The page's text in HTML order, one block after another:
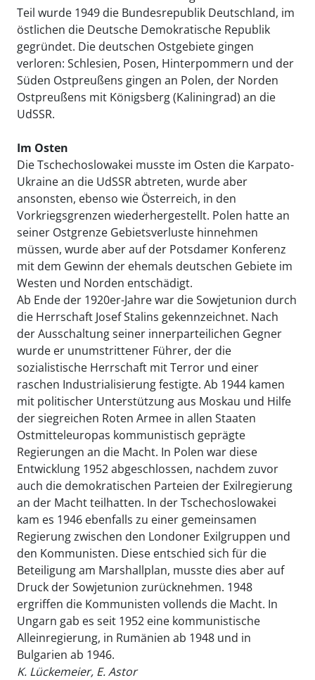
Teil wurde 1949 die Bundesrepublik Deutschland, im
östlichen die Deutsche Demokratische Republik
gegründet. Die deutschen Ostgebiete gingen
verloren: Schlesien, Posen, Hinterpommern und der
Süden Ostpreußens gingen an Polen, der Norden
Ostpreußens mit Königsberg (Kaliningrad) an die
UdSSR.
Im Osten
Die Tschechoslowakei musste im Osten die Karpato-
Ukraine an die UdSSR abtreten, wurde aber
ansonsten, ebenso wie Österreich, in den
Vorkriegsgrenzen wiederhergestellt. Polen hatte an
seiner Ostgrenze Gebietsverluste hinnehmen
müssen, wurde aber auf der Potsdamer Konferenz
mit dem Gewinn der ehemals deutschen Gebiete im
Westen und Norden entschädigt.
Ab Ende der 1920er-Jahre war die Sowjetunion durch
die Herrschaft Josef Stalins gekennzeichnet. Nach
der Ausschaltung seiner innerparteilichen Gegner
wurde er unumstrittener Führer, der die
sozialistische Herrschaft mit Terror und einer
raschen Industrialisierung festigte. Ab 1944 kamen
mit politischer Unterstützung aus Moskau und Hilfe
der siegreichen Roten Armee in allen Staaten
Ostmitteleuropas kommunistisch geprägte
Regierungen an die Macht. In Polen war diese
Entwicklung 1952 abgeschlossen, nachdem zuvor
auch die demokratischen Parteien der Exilregierung
an der Macht teilhatten. In der Tschechoslowakei
kam es 1946 ebenfalls zu einer gemeinsamen
Regierung zwischen den Londoner Exilgruppen und
den Kommunisten. Diese entschied sich für die
Beteiligung am Marshallplan, musste dies aber auf
Druck der Sowjetunion zurücknehmen. 1948
ergriffen die Kommunisten vollends die Macht. In
Ungarn gab es seit 1952 eine kommunistische
Alleinregierung, in Rumänien ab 1948 und in
Bulgarien ab 1946.
K. Lückemeier, E. Astor